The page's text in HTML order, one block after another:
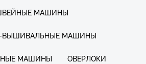
МАШИНЫ
ВЫШИВАЛЬНЫЕ МАШИНЫ
МАШИНЫ ОВЕРЛОКИ